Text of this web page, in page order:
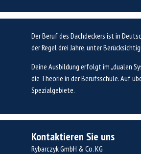
Der Beruf des Dachdeckers ist in
der Regel drei Jahre, unter
Deine Ausbildung erfolgt im „dualen
die Theorie in der Berufsschule. Auf
Spezialgebiete.
Kontaktieren Sie uns
Rybarczyk GmbH & Co. KG